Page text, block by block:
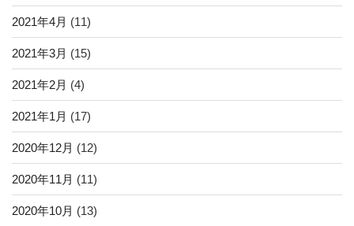
2021年4月 (11)
2021年3月 (15)
2021年2月 (4)
2021年1月 (17)
2020年12月 (12)
2020年11月 (11)
2020年10月 (13)